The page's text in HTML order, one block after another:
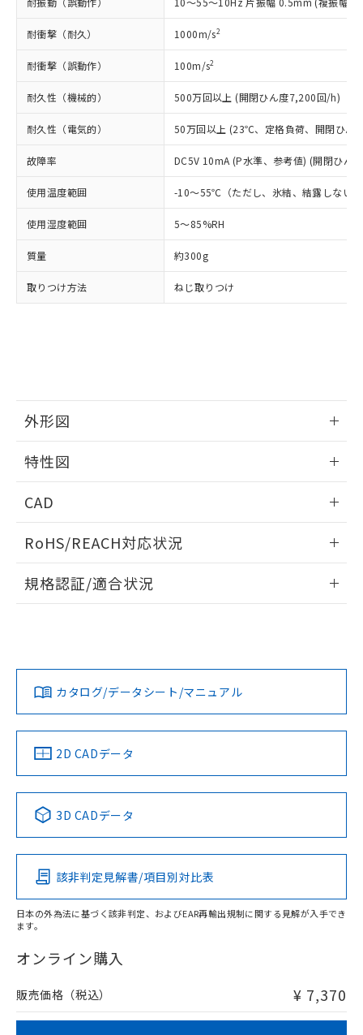
耐衝撃（耐久） 1000m/s2
耐衝撃（誤動作） 100m/s2
耐久性（機械的） 500万回以上 (開閉ひん度7,200回/h)
耐久性（電気的） 50万回以上 (23℃、定格負荷、開閉ひん
故障率 DC5V 10mA (P水準、参考値) (開閉ひん
使用温度範囲 -10～55℃（ただし、氷結、結露しない
使用湿度範囲 5～85%RH
質量 約300g
取りつけ方法 ねじ取りつけ
外形図
外形図
特性図
電気的寿命曲線
CAD
ドすることができます。
ログイン/会員登録
ダウンロードデータをご利用いただく前に、以下を必ずお読
みください。
ソフトウェアの使用条件
RoHS/REACH対応状況
EU RoHS 注意事項・凡例
対応済み
中国 RoHS 注意事項・凡例
Pb Hg Cd Cr(VI)
O
在庫等で未対応品が混在する可能性があります。
問い合わせください。
規格認証/適合状況
LR型式承認
（イギリス
船舶規格）
DNV型式承認
（ノルウェー
BV型式承認
（フランス
KR型式
（韓国
Yes No No No
この製品の規格認証/適合状況ページへ
その他の認証はこちらのページからご検索ください
カタログ/データシート/マニュアル
2D CADデータ
3D CADデータ
該非判定見解書/項目別対比表
日本の外為法に基づく該非判定、およびEAR再輸出規制に関する見解が入手でき
ます。
オンライン購入
販売価格（税込） ¥ 7,370
了承ください。
正式な納期状況および標準価格はお客
様のお取引先、またはお客様担当のオ
ムロン制御機器販売店・当社販売員に
ご相談ください。
オムロン制御機器販売店や当社販売拠
販売ネットワーク
」をご確認
ください。
在庫状況および標準価格結果を当社の
事前の承諾なく第三者に漏洩または開
マイパーツ機能（部品リスト作成サー
ビス）をご利用いただくには、I-Web
お客様が当ウェブサイト上で当社にご
登録された部品リストについて、当社
および当社の共同利用者が、当社の製
用者の範囲」に記載されている法人を
ル) (DEHP)(別名：DOP) 1000ppm以下、フタル酸ブチ
ルベンジル（BBP） 1000ppm以下、フタル酸ジブチル
（DBP） 1000ppm以下、フタル酸ジイソブチル
(DIBP) 1000ppm以下
但し、RoHS指令で産業用監視および制御機器に対する
フタル酸エステル類の４物質については閾値を超える意
図的な使用がないことを確認しています。
部品在庫の切り替え状況などにより、予定
月が前後することがあります。
※3 非含有証明書ダウンロード
※本証明書は発行日時点で非含有を証明す
るもので、過去に遡って非含有を証明する
ものではありません。
物質の対応では、対応完了までの期間は出
荷製品に未対応品が混在することから備考
していることから、特段のことがない限
り、2022年1月12日より割愛しておりま
す。
Cr(Ⅵ)(六価クロム) : 1000ppm、 PBBs(ポリ臭化ビフェ
ニル類) : 1000ppm、 PBDEs(ポリ臭化ジフェニルエーテ
ル類) : 1000ppm、
DBP(フタル酸ジブチル) : 1000ppm、 DIBP(フタル酸ジ
イソブチル) : 1000ppm、 BBP(フタル酸ブチルベンジ
ル) : 1000ppm、
※2 環境保護使用期限
「ｅ」：有害物質（10物質）のすべてが基
準値以下であることを示します。
「10」：通常の使用状況下において有害物
質が外部に漏えいし、環境に深刻な影響を
及ぼさない年数を意味します。
「－」：未確認です。当社販売部門へお問
とります。
当社は規制貨物を破棄する場合は、完
全に破砕するなど、違法に輸出されな
いよう必要な手段を講じます。
当社は貴社製品を、核兵器、ミサイ
ル、化学兵器、生物兵器またはその他
武器並びにこれらの製造装置等に一切
使用いたしません。
当社は、貴社製品を第三者に販売する
場合は、上記1、2および3の内容を当
該第三者に通知します。また当社は、
販売先および販売に係わる関係者が違
法に輸出するおそれがある場合は、取
り引きをいたしません。
一定数以上の在庫あり
一定数には満たないが在庫あり
－
在庫なし(最新の在庫状況につ
いては、お客様のお取引先、ま
たはお客様担当のオムロン制御
機器販売店・当社販売員にご確
認ください)
空
白
受注生産機種、また在庫状況の
情報を公開していない機種